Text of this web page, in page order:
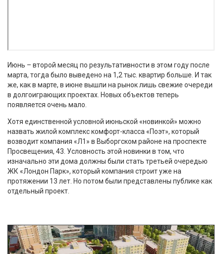
Июнь – второй месяц по результативности в этом году после
марта, тогда было выведено на 1,2 тыс. квартир больше. И так
же, как в марте, в июне вышли на рынок лишь свежие очереди
в долгоиграющих проектах. Новых объектов теперь
появляется очень мало.
Хотя единственной условной июньской «новинкой» можно
назвать жилой комплекс комфорт-класса «Поэт», который
возводит компания «Л1» в Выборгском районе на проспекте
Просвещения, 43. Условность этой новинки в том, что
изначально эти дома должны были стать третьей очередью
ЖК «Лондон Парк», который компания строит уже на
протяжении 13 лет. Но потом были представлены публике как
отдельный проект.